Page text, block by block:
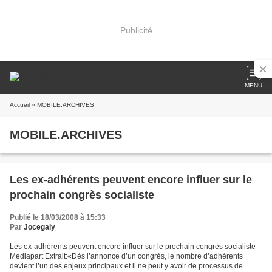
Publicité
MENU
Accueil » MOBILE.ARCHIVES
MOBILE.ARCHIVES
Les ex-adhérents peuvent encore influer sur le
prochain congrès socialiste
Publié le 18/03/2008 à 15:33
Par Jocegaly
Les ex-adhérents peuvent encore influer sur le prochain congrès socialiste
Mediapart Extrait:«Dès l’annonce d’un congrès, le nombre d’adhérents
devient l’un des enjeux principaux et il ne peut y avoir de processus de